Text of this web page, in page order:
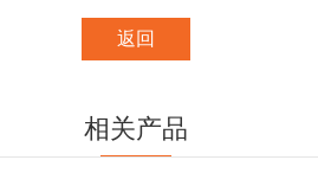
返回
相关产品